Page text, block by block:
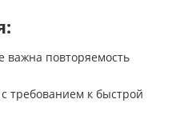
важна повторяемость
к быстрой